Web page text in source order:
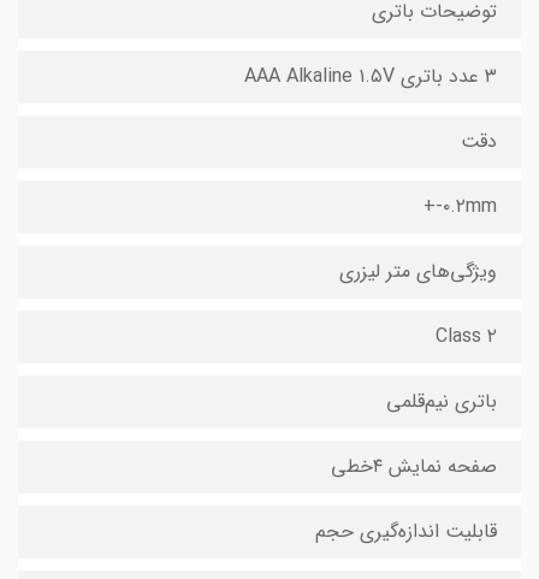
توضیحات باتری
۳ عدد باتری AAA Alkaline ۱.۵V
دقت
۰.۲mm-+
ویژگی‌های متر لیزری
Class ۲
باتری نیم‌قلمی
صفحه نمایش ۴خطی
قابلیت اندازه‌گیری حجم